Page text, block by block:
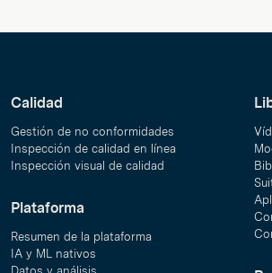
Calidad
Gestión de no conformidades
Inspección de calidad en línea
Inspección visual de calidad
Plataforma
Resumen de la plataforma
IA y ML nativos